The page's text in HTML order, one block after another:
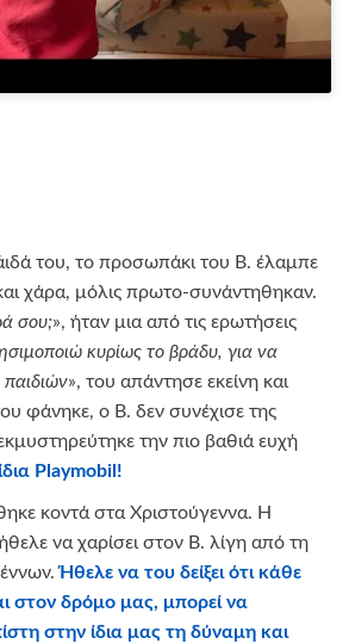
του, το προσωπάκι του Β. έλαμπε
χάρα, μόλις πρωτο-συνάντηθηκαν.
σου;», ήταν μια από τις ερωτήσεις
κυρίως το βράδυ, για να
», του απάντησε εκείνη και
φάνηκε, ο Β. δεν συνέχισε της
την πιο βαθιά ευχή
Playmobil !
κοντά στα Χριστούγεννα. Η
να χαρίσει στον Β. λίγη από τη
Ήθελε να του δείξει ότι κάθε
στον δρόμο μας, μπορεί να
στην ίδια μας τη δύναμη και